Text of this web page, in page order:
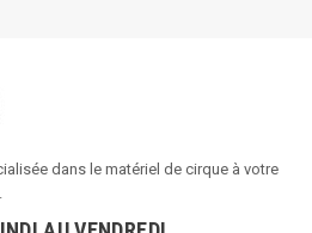
dans le matériel de cirque à votre